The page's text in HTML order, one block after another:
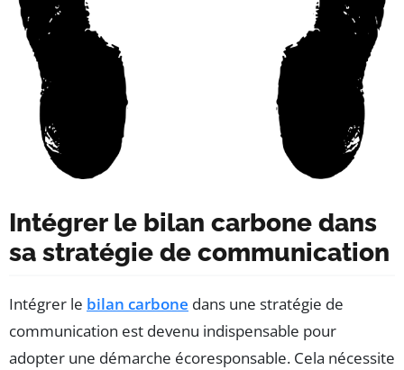
Intégrer le bilan carbone dans
sa stratégie de communication
Intégrer le bilan carbone dans une stratégie de
communication est devenu indispensable pour
adopter une démarche écoresponsable. Cela nécessite